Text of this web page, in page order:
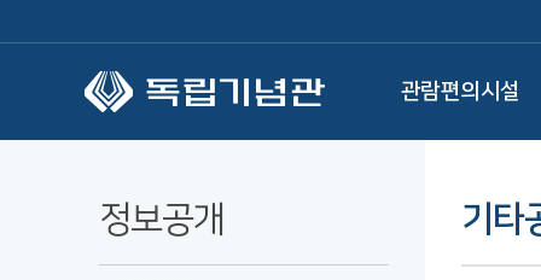
관람편의시설
정보공개 기타